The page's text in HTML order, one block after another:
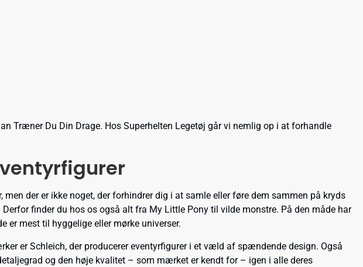
Træner Du Din Drage. Hos Superhelten Legetøj går vi nemlig op i at forhandle
der er ikke noget, der forhindrer dig i at samle eller føre dem sammen på kryds
finder du hos os også alt fra My Little Pony til vilde monstre. På den måde har
er mest til hyggelige eller mørke universer.
er Schleich, der producerer eventyrfigurer i et væld af spændende design. Også
og den høje kvalitet – som mærket er kendt for – igen i alle deres